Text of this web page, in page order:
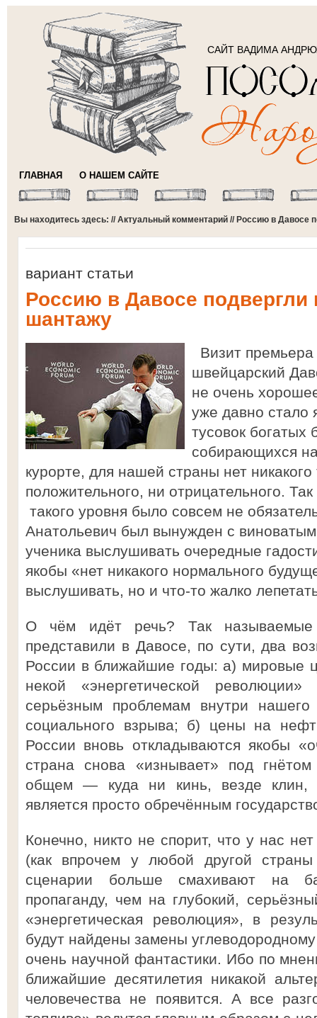
САЙТ ВАДИМА
ГЛАВНАЯ О НАШЕМ САЙТЕ
Вы находитесь здесь: //Актуальный комментарий // Россию в Давосе
вариант статьи
Россию в Давосе
шантажу
Визит
швейцарский
не очень
уже давно стало
тусовок богатых
собирающихся
курорте, для нашей страны нет
положительного, ни отрицательного.
такого уровня было совсем не
Анатольевич был вынужден с
ученика выслушивать очередные
якобы «нет никакого нормального
выслушивать, но и что-то жалко
О чём идёт речь? Так называемые
представили в Давосе, по сути, два
России в ближайшие годы: а) мировые
некой «энергетической
серьёзным проблемам внутри
социального взрыва; б) цены на
России вновь откладываются якобы
страна снова «изнывает» под
общем — куда ни кинь, везде клин,
является просто обречённым
Конечно, никто не спорит, что у нас
(как впрочем у любой другой
сценарии больше смахивают на
пропаганду, чем на глубокий,
«энергетическая революция», в
будут найдены замены
очень научной фантастики. Ибо по
ближайшие десятилетия никакой
человечества не появится. А все